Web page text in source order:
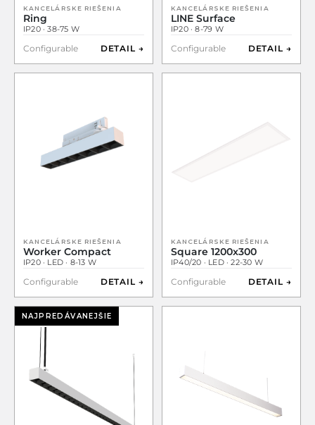
KANCELÁRSKE RIEŠENIA
Ring
IP20 · 38-75 W
Configurable DETAIL →
KANCELÁRSKE RIEŠENIA
LINE Surface
IP20 · 8-79 W
Configurable DETAIL →
KANCELÁRSKE RIEŠENIA
Worker Compact
IP20 · LED · 8-13 W
Configurable DETAIL →
KANCELÁRSKE RIEŠENIA
Square 1200x300
IP40/20 · LED · 22-30 W
Configurable DETAIL →
NAJPREDÁVANEJŠIE